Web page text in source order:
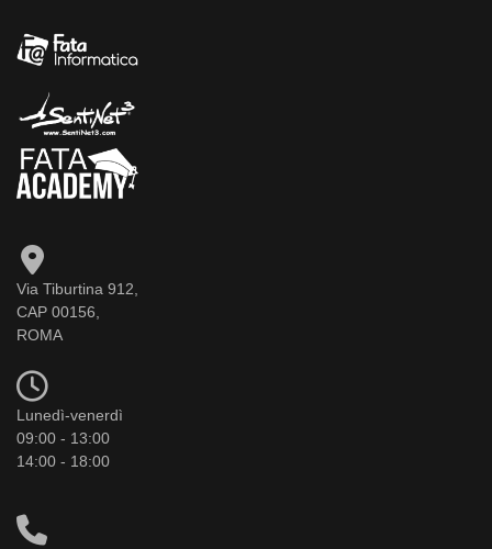
Via Tiburtina 912,
CAP 00156,
ROMA
Lunedì-venerdì
09:00 - 13:00
14:00 - 18:00